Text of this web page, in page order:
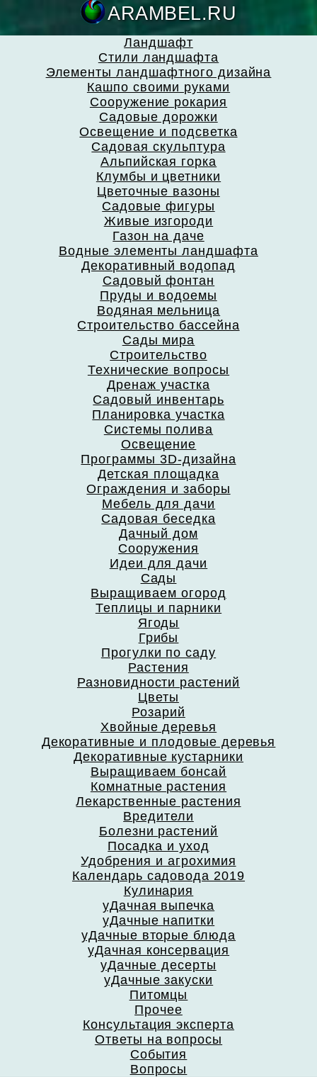
Ландшафт
Стили ландшафта
Элементы ландшафтного дизайна
Кашпо своими руками
Сооружение рокария
Садовые дорожки
Освещение и подсветка
Садовая скульптура
Альпийская горка
Клумбы и цветники
Цветочные вазоны
Садовые фигуры
Живые изгороди
Газон на даче
Водные элементы ландшафта
Декоративный водопад
Садовый фонтан
Пруды и водоемы
Водяная мельница
Строительство бассейна
Сады мира
Строительство
Технические вопросы
Дренаж участка
Садовый инвентарь
Планировка участка
Системы полива
Освещение
Программы 3D-дизайна
Детская площадка
Ограждения и заборы
Мебель для дачи
Садовая беседка
Дачный дом
Сооружения
Идеи для дачи
Сады
Выращиваем огород
Теплицы и парники
Ягоды
Грибы
Прогулки по саду
Растения
Разновидности растений
Цветы
Розарий
Хвойные деревья
Декоративные и плодовые деревья
Декоративные кустарники
Выращиваем бонсай
Комнатные растения
Лекарственные растения
Вредители
Болезни растений
Посадка и уход
Удобрения и агрохимия
Календарь садовода 2019
Кулинария
уДачная выпечка
уДачные напитки
уДачные вторые блюда
уДачная консервация
уДачные десерты
уДачные закуски
Питомцы
Прочее
Консультация эксперта
Ответы на вопросы
События
Вопросы